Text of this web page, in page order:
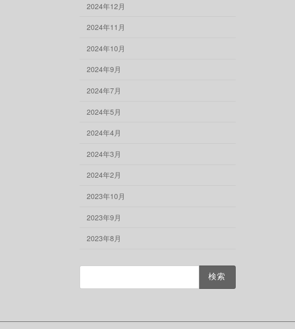
2024年12月
2024年11月
2024年10月
2024年9月
2024年7月
2024年5月
2024年4月
2024年3月
2024年2月
2023年10月
2023年9月
2023年8月